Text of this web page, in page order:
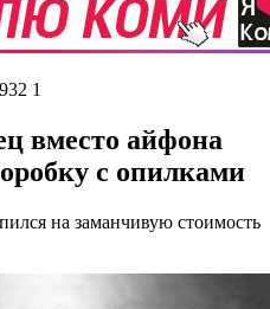
1
вместо айфона
с опилками
на заманчивую стоимость